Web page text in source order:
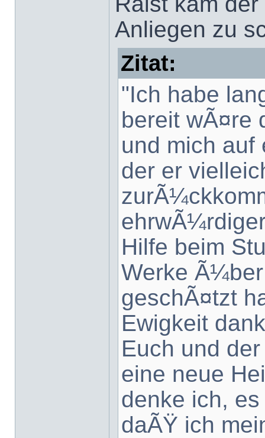
Anliegen zu
Zitat:
"Ich habe
bereit wÃ¤re
und mich auf
der er
Hilfe beim
Werke
geschÃ¤tzt
Ewigkeit
Euch und
eine neue
denke ich,
daÃŸ ich